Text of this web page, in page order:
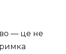
— це не